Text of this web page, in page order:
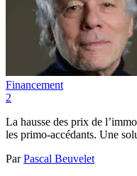
Financement
2
La hausse des prix de
les primo-accédants. Une
ParPascal Beuvelet